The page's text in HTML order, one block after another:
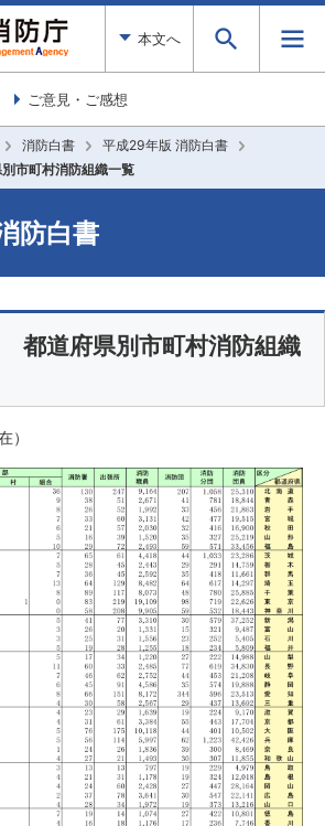
本文へ
ご意見・ご感想
消防白書
平成29年版 消防白書
市町村消防組織一覧
防白書
都道府県別市町村消防組織
）